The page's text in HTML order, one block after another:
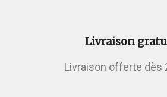
Livraison
Livraison offerte dès